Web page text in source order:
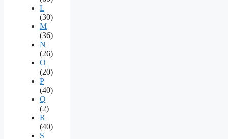
L
(30)
M
(36)
N
(26)
O
(20)
P
(40)
Q
(2)
R
(40)
S